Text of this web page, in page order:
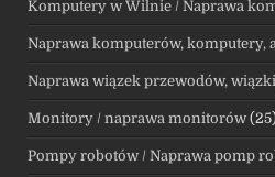
Komputery w Wilnie / Naprawa
Naprawa komputerów, komputery,
Naprawa wiązek przewodów,
Monitory / naprawa monitorów
Pompy robotów / Naprawa pomp